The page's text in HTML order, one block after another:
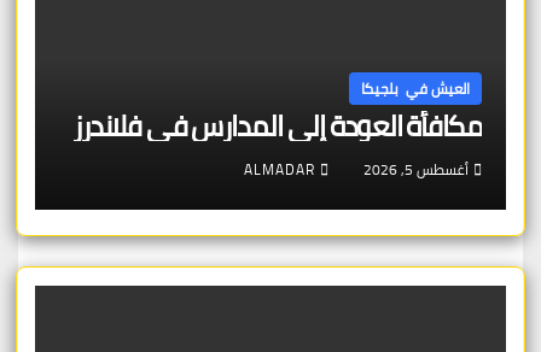
العيش في بلجيكا
مكافأة العودة إلى المدارس في فلاندرز
أغسطس 5, 2026 ALMADAR